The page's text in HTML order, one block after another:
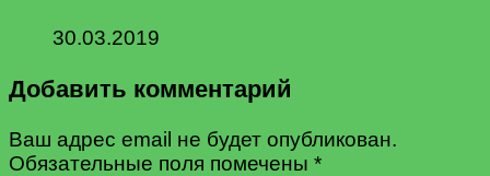
30.03.2019
Добавить комментарий
Ваш адрес email не будет опубликован.
Обязательные поля помечены *